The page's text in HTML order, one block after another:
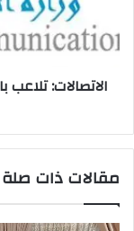
الأبراج
والشركات
الاتصالات:
مقالات ذات صلة